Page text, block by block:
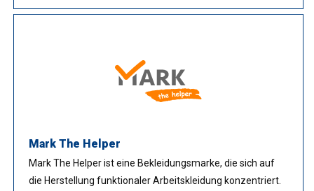
Mark The Helper
Mark The Helper ist eine Bekleidungsmarke, die sich auf
die Herstellung funktionaler Arbeitskleidung konzentriert.